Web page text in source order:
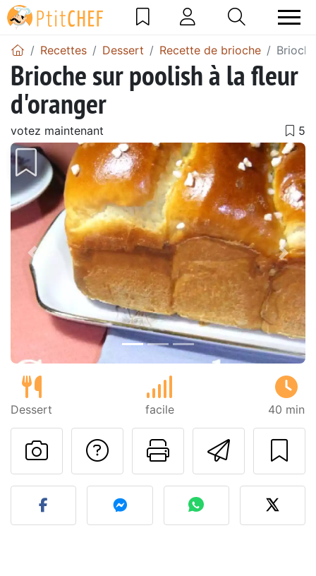
Recettes Dessert Recette de brioche
Brioche sur poolish à la fleur
d'oranger
votez maintenant
Précédent
Dessert facile 40 min
Imprimer
Poser une
Publier votre photo de